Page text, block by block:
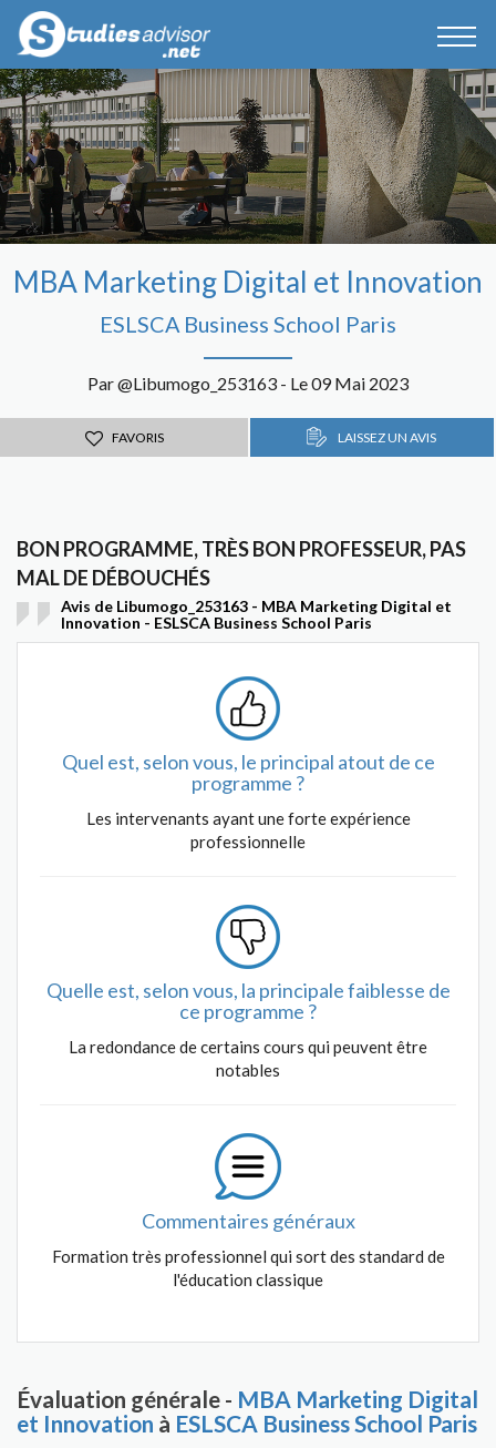
MBA Marketing Digital et Innovation
ESLSCA Business School Paris
Par @Libumogo_253163 - Le 09 Mai 2023
FAVORIS LAISSEZ UN AVIS
BON PROGRAMME, TRÈS BON PROFESSEUR, PAS
MAL DE DÉBOUCHÉS
Avis de Libumogo_253163 - MBA Marketing Digital et
Innovation - ESLSCA Business School Paris
Quel est, selon vous, le principal atout de ce
programme ?
Les intervenants ayant une forte expérience
professionnelle
Quelle est, selon vous, la principale faiblesse de
ce programme ?
La redondance de certains cours qui peuvent être
notables
Commentaires généraux
Formation très professionnel qui sort des standard de
l'éducation classique
Évaluation générale - MBA Marketing Digital
et Innovation à ESLSCA Business School Paris